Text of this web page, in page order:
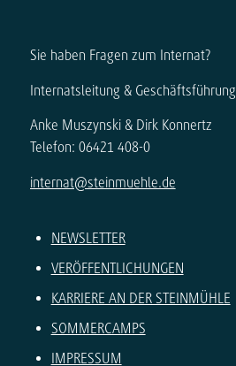
Sie haben Fragen zum Internat?
Internatsleitung & Geschäftsführung
Anke Muszynski & Dirk Konnertz
Telefon: 06421 408-0
internat@steinmuehle.de
NEWSLETTER
VERÖFFENTLICHUNGEN
KARRIERE AN DER STEINMÜHLE
SOMMERCAMPS
IMPRESSUM